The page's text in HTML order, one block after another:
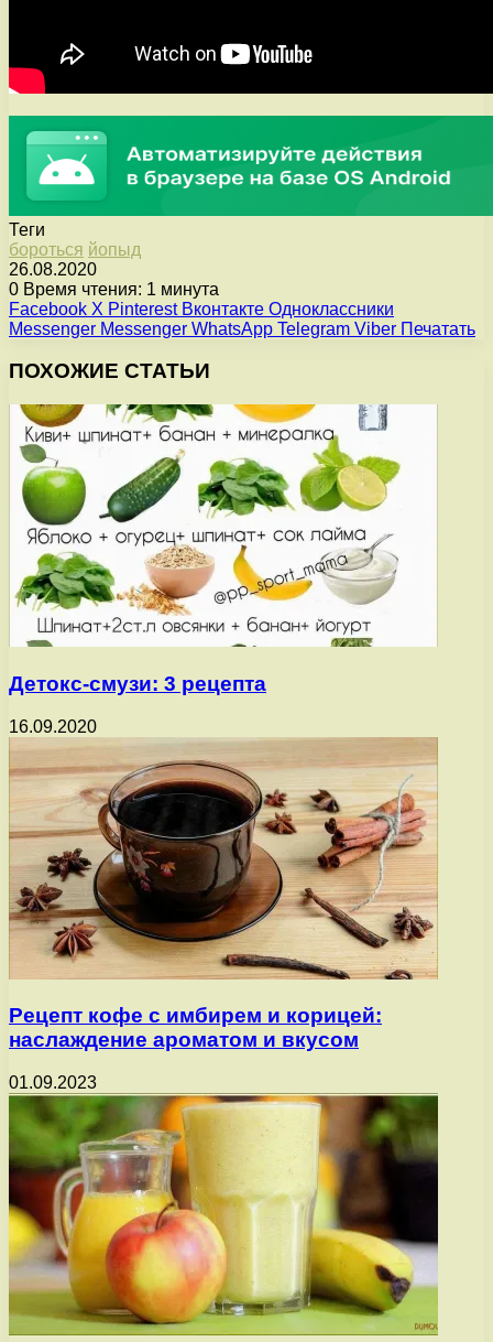
Теги
бороться йопыд
26.08.2020
0 Время чтения: 1 минута
Facebook X Pinterest Вконтакте Одноклассники
Messenger Messenger WhatsApp Telegram Viber Печатать
ПОХОЖИЕ СТАТЬИ
Детокс-смузи: 3 рецепта
16.09.2020
Рецепт кофе с имбирем и корицей:
наслаждение ароматом и вкусом
01.09.2023